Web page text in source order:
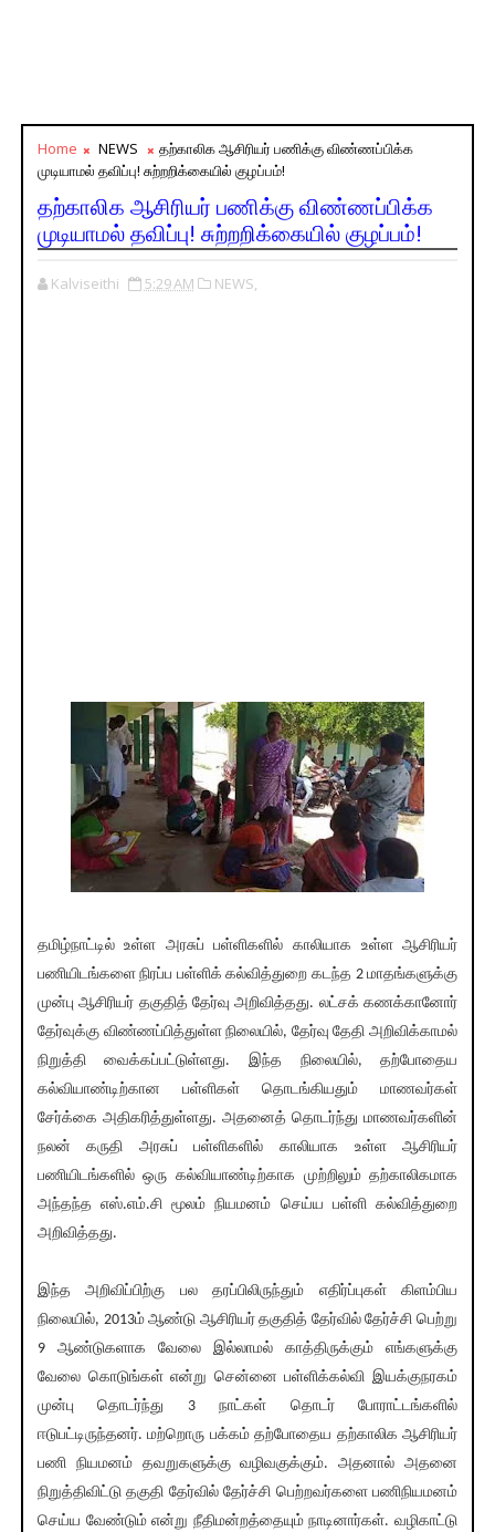
Home NEWS
தற்காலிக ஆசிரியர் பணிக்கு விண்ணப்பிக்க
முடியாமல் தவிப்பு! சுற்றறிக்கையில் குழப்பம்!
தற்காலிக ஆசிரியர் பணிக்கு விண்ணப்பிக்க
முடியாமல் தவிப்பு! சுற்றறிக்கையில் குழப்பம்!
Kalviseithi 5:29 AM NEWS,
தமிழ்நாட்டில் உள்ள அரசுப் பள்ளிகளில் காலியாக உள்ள ஆசிரியர்
பணியிடங்களை நிரப்ப பள்ளிக் கல்வித்துறை கடந்த 2 மாதங்களுக்கு
முன்பு ஆசிரியர் தகுதித் தேர்வு அறிவித்தது. லட்சக் கணக்கானோர்
தேர்வுக்கு விண்ணப்பித்துள்ள நிலையில், தேர்வு தேதி அறிவிக்காமல்
நிறுத்தி வைக்கப்பட்டுள்ளது. இந்த நிலையில், தற்போதைய
கல்வியாண்டிற்கான பள்ளிகள் தொடங்கியதும் மாணவர்கள்
சேர்க்கை அதிகரித்துள்ளது. அதனைத் தொடர்ந்து மாணவர்களின்
நலன் கருதி அரசுப் பள்ளிகளில் காலியாக உள்ள ஆசிரியர்
பணியிடங்களில் ஒரு கல்வியாண்டிற்காக முற்றிலும் தற்காலிகமாக
அந்தந்த எஸ்.எம்.சி மூலம் நியமனம் செய்ய பள்ளி கல்வித்துறை
அறிவித்தது.
இந்த அறிவிப்பிற்கு பல தரப்பிலிருந்தும் எதிர்ப்புகள் கிளம்பிய
நிலையில், 2013ம் ஆண்டு ஆசிரியர் தகுதித் தேர்வில் தேர்ச்சி பெற்று
9 ஆண்டுகளாக வேலை இல்லாமல் காத்திருக்கும் எங்களுக்கு
வேலை கொடுங்கள் என்று சென்னை பள்ளிக்கல்வி இயக்குநரகம்
முன்பு தொடர்ந்து 3 நாட்கள் தொடர் போராட்டங்களில்
ஈடுபட்டிருந்தனர். மற்றொரு பக்கம் தற்போதைய தற்காலிக ஆசிரியர்
பணி நியமனம் தவறுகளுக்கு வழிவகுக்கும். அதனால் அதனை
நிறுத்திவிட்டு தகுதி தேர்வில் தேர்ச்சி பெற்றவர்களை பணிநியமனம்
செய்ய வேண்டும் என்று நீதிமன்றத்தையும் நாடினார்கள். வழிகாட்டு